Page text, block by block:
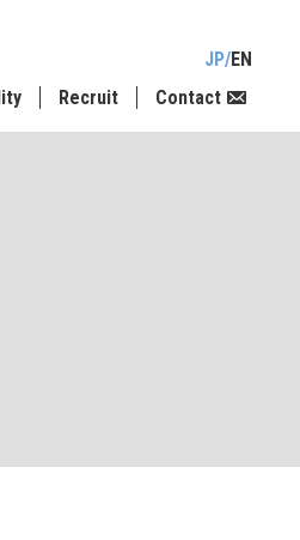
JP EN
Recruit Contact